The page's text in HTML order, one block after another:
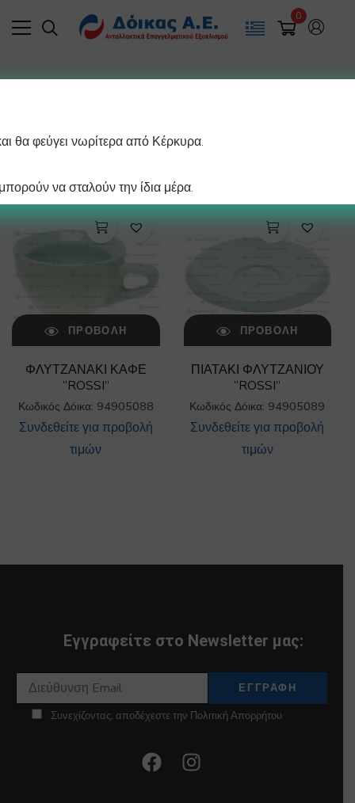
0
ΠΡΟΒΟΛΉ
ΦΛΥΤΖΑΝΑΚΙ ΚΑΦΕ
“ROSSI”
Κωδικός Δόικα: 94905088
Συνδεθείτε για προβολή
τιμών
ΠΡΟΒΟΛΉ
ΠΙΑΤΑΚΙ ΦΛΥΤΖΑΝΙΟΥ
“ROSSI”
Κωδικός Δόικα: 94905089
Συνδεθείτε για προβολή
τιμών
Εγγραφείτε στο Newsletter μας:
Συνεχίζοντας, αποδέχεστε την Πολιτική Απορρήτου
θα φεύγει νωρίτερα από Κέρκυρα.
να σταλούν την ίδια μέρα.